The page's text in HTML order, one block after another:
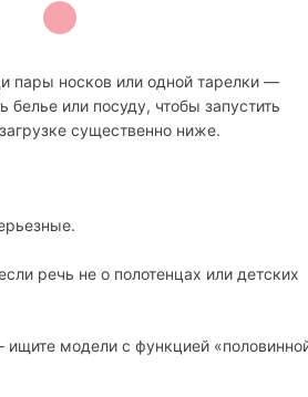
пары носков или одной тарелки —
или посуду, чтобы запустить
существенно ниже.
речь не о полотенцах или детских
модели с функцией